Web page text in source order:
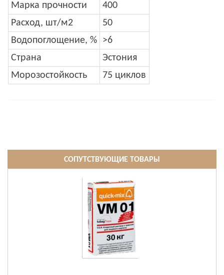
Марка прочности
400
Расход, шт/м2
50
Водопоглощение, % >6
Страна
Эстония
Морозостойкость
75 циклов
СОПУТСТВУЮЩИЕ ТОВАРЫ